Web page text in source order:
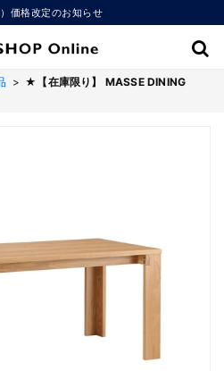
価格改定のお知らせ
> ★【在庫限り】 MASSE DINING